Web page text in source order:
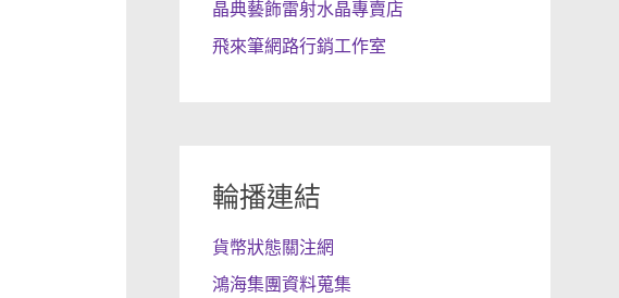
晶典藝飾雷射水晶專賣店
飛來筆網路行銷工作室
輪播連結
貨幣狀態關注網
鴻海集團資料蒐集